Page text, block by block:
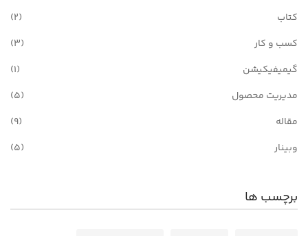
کتاب
(2)
کسب و کار
(3)
گیمیفیکیشن
(1)
مدیریت محصول
(5)
مقاله
(9)
وبینار
(5)
برچسب ها